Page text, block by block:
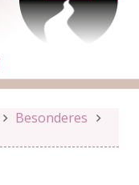
Besonderes